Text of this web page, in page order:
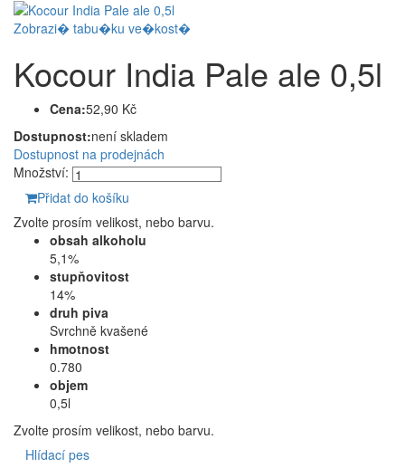
Zobrazi� tabu�ku ve�kost�
Kocour India Pale ale 0,5l
Cena:52,90 Kč
Dostupnost:není skladem
Dostupnost na prodejnách
Množství:
Přidat do košíku
Zvolte prosím velikost, nebo barvu.
obsah alkoholu
5,1%
stupňovitost
14%
druh piva
Svrchně kvašené
hmotnost
0.780
objem
0,5l
Zvolte prosím velikost, nebo barvu.
Hlídací pes